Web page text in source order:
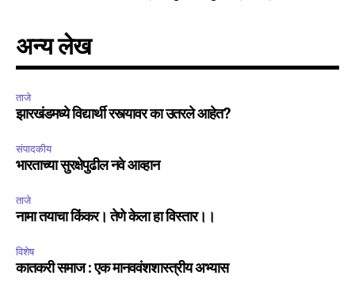
अन्य लेख
ताजे
झारखंडमध्ये विद्यार्थी रस्त्यावर का उतरले आहेत?
संपादकीय
भारताच्या सुरक्षेपुढील नवे आव्हान
ताजे
नामा तयाचा किंकर। तेणे केला हा विस्तार।।
विशेष
कातकरी समाज : एक मानववंशशास्त्रीय अभ्यास